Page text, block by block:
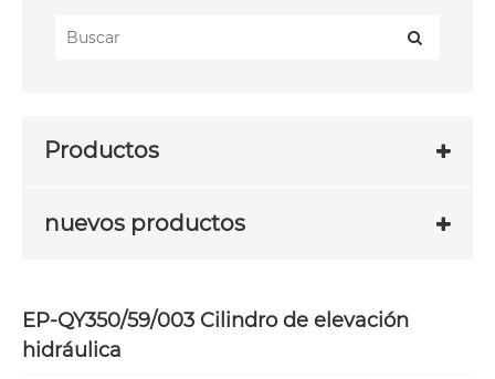
Productos
nuevos productos
EP-QY350/59/003 Cilindro de elevación
hidráulica